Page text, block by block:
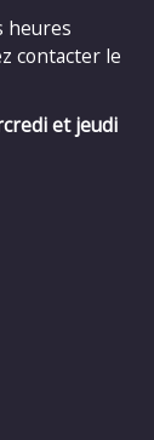
heures
contacter le
et jeudi